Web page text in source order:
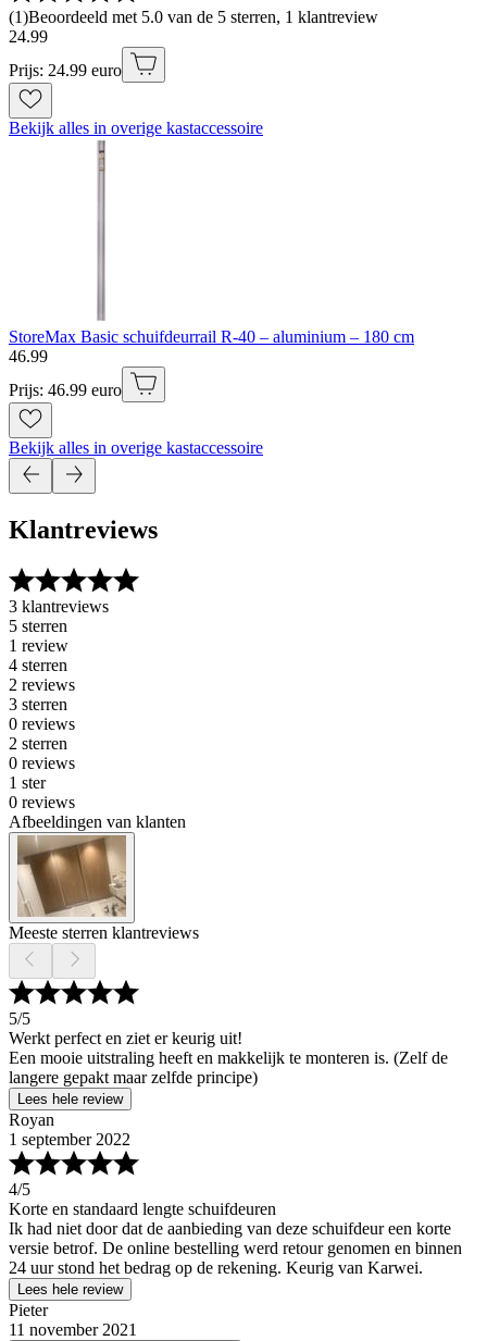
(1)Beoordeeld met 5.0 van de 5 sterren, 1 klantreview
24.99
Prijs: 24.99 euro
Bekijk alles in overige kastaccessoire
StoreMax Basic schuifdeurrail R-40 – aluminium – 180 cm
46.99
Prijs: 46.99 euro
Bekijk alles in overige kastaccessoire
Klantreviews
3 klantreviews
5 sterren
1 review
4 sterren
2 reviews
3 sterren
0 reviews
2 sterren
0 reviews
1 ster
0 reviews
Afbeeldingen van klanten
Meeste sterren klantreviews
5/5
Werkt perfect en ziet er keurig uit!
Een mooie uitstraling heeft en makkelijk te monteren is. (Zelf de
langere gepakt maar zelfde principe)
Lees hele review
Royan
1 september 2022
4/5
Korte en standaard lengte schuifdeuren
Ik had niet door dat de aanbieding van deze schuifdeur een korte
versie betrof. De online bestelling werd retour genomen en binnen
24 uur stond het bedrag op de rekening. Keurig van Karwei.
Lees hele review
Pieter
11 november 2021